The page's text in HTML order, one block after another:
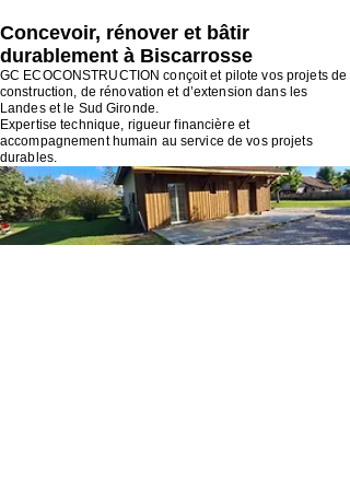
Concevoir, rénover et bâtir
durablement à Biscarrosse
GC ECOCONSTRUCTION conçoit et pilote vos projets de
construction, de rénovation et d’extension dans les
Landes et le Sud Gironde.
Expertise technique, rigueur financière et
accompagnement humain au service de vos projets
durables.